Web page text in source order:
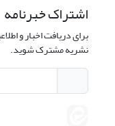
اشتراک خبرنامه
برای دریافت اخبار و
نشریه مشترک شوید.